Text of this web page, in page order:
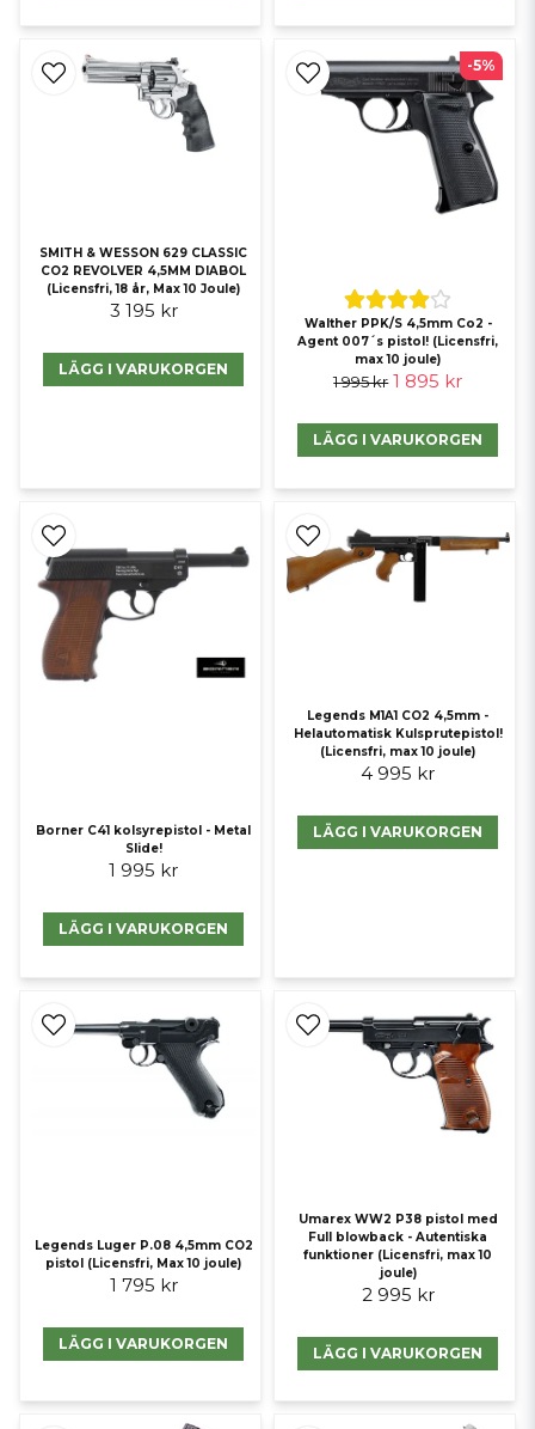
SMITH & WESSON 629 CLASSIC
CO2 REVOLVER 4,5MM DIABOL
(Licensfri, 18 år, Max 10 Joule)
3 195 kr
LÄGG I VARUKORGEN
Walther PPK/S 4,5mm Co2 -
Agent 007´s pistol! (Licensfri,
max 10 joule)
1 995 kr 1 895 kr
LÄGG I VARUKORGEN
-5%
Borner C41 kolsyrepistol - Metal
Slide!
1 995 kr
LÄGG I VARUKORGEN
Legends M1A1 CO2 4,5mm -
Helautomatisk Kulsprutepistol!
(Licensfri, max 10 joule)
4 995 kr
LÄGG I VARUKORGEN
Legends Luger P.08 4,5mm CO2
pistol (Licensfri, Max 10 joule)
1 795 kr
LÄGG I VARUKORGEN
Umarex WW2 P38 pistol med
Full blowback - Autentiska
funktioner (Licensfri, max 10
joule)
2 995 kr
LÄGG I VARUKORGEN